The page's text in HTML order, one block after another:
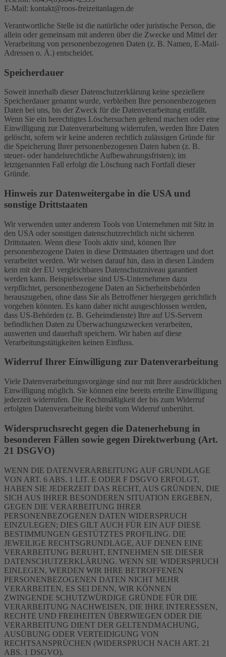
E-Mail: kontakt@roos-freizeitanlagen.de
Verantwortliche Stelle ist die natürliche oder juristische Person, die
allein oder gemeinsam mit anderen über die Zwecke und Mittel der
Verarbeitung von personenbezogenen Daten (z. B. Namen, E-Mail-
Adressen o. Ä.) entscheidet.
Speicherdauer
Soweit innerhalb dieser Datenschutzerklärung keine speziellere
Speicherdauer genannt wurde, verbleiben Ihre personenbezogenen
Daten bei uns, bis der Zweck für die Datenverarbeitung entfällt.
Wenn Sie ein berechtigtes Löschersuchen geltend machen oder eine
Einwilligung zur Datenverarbeitung widerrufen, werden Ihre Daten
gelöscht, sofern wir keine anderen rechtlich zulässigen Gründe für
die Speicherung Ihrer personenbezogenen Daten haben (z. B.
steuer- oder handelsrechtliche Aufbewahrungsfristen); im
letztgenannten Fall erfolgt die Löschung nach Fortfall dieser
Gründe.
Hinweis zur Datenweitergabe in die USA und
sonstige Drittstaaten
Wir verwenden unter anderem Tools von Unternehmen mit Sitz in
den USA oder sonstigen datenschutzrechtlich nicht sicheren
Drittstaaten. Wenn diese Tools aktiv sind, können Ihre
personenbezogene Daten in diese Drittstaaten übertragen und dort
verarbeitet werden. Wir weisen darauf hin, dass in diesen Ländern
kein mit der EU vergleichbares Datenschutzniveau garantiert
werden kann. Beispielsweise sind US-Unternehmen dazu
verpflichtet, personenbezogene Daten an Sicherheitsbehörden
herauszugeben, ohne dass Sie als Betroffener hiergegen gerichtlich
vorgehen könnten. Es kann daher nicht ausgeschlossen werden,
dass US-Behörden (z. B. Geheimdienste) Ihre auf US-Servern
befindlichen Daten zu Überwachungszwecken verarbeiten,
auswerten und dauerhaft speichern. Wir haben auf diese
Verarbeitungstätigkeiten keinen Einfluss.
Widerruf Ihrer Einwilligung zur Datenverarbeitung
Viele Datenverarbeitungsvorgänge sind nur mit Ihrer ausdrücklichen
Einwilligung möglich. Sie können eine bereits erteilte Einwilligung
jederzeit widerrufen. Die Rechtmäßigkeit der bis zum Widerruf
erfolgten Datenverarbeitung bleibt vom Widerruf unberührt.
Widerspruchsrecht gegen die Datenerhebung in
besonderen Fällen sowie gegen Direktwerbung (Art.
21 DSGVO)
WENN DIE DATENVERARBEITUNG AUF GRUNDLAGE
VON ART. 6 ABS. 1 LIT. E ODER F DSGVO ERFOLGT,
HABEN SIE JEDERZEIT DAS RECHT, AUS GRÜNDEN, DIE
SICH AUS IHRER BESONDEREN SITUATION ERGEBEN,
GEGEN DIE VERARBEITUNG IHRER
PERSONENBEZOGENEN DATEN WIDERSPRUCH
EINZULEGEN; DIES GILT AUCH FÜR EIN AUF DIESE
BESTIMMUNGEN GESTÜTZTES PROFILING. DIE
JEWEILIGE RECHTSGRUNDLAGE, AUF DENEN EINE
VERARBEITUNG BERUHT, ENTNEHMEN SIE DIESER
DATENSCHUTZERKLÄRUNG. WENN SIE WIDERSPRUCH
EINLEGEN, WERDEN WIR IHRE BETROFFENEN
PERSONENBEZOGENEN DATEN NICHT MEHR
VERARBEITEN, ES SEI DENN, WIR KÖNNEN
ZWINGENDE SCHUTZWÜRDIGE GRÜNDE FÜR DIE
VERARBEITUNG NACHWEISEN, DIE IHRE INTERESSEN,
RECHTE UND FREIHEITEN ÜBERWIEGEN ODER DIE
VERARBEITUNG DIENT DER GELTENDMACHUNG,
AUSÜBUNG ODER VERTEIDIGUNG VON
RECHTSANSPRÜCHEN (WIDERSPRUCH NACH ART. 21
ABS. 1 DSGVO).